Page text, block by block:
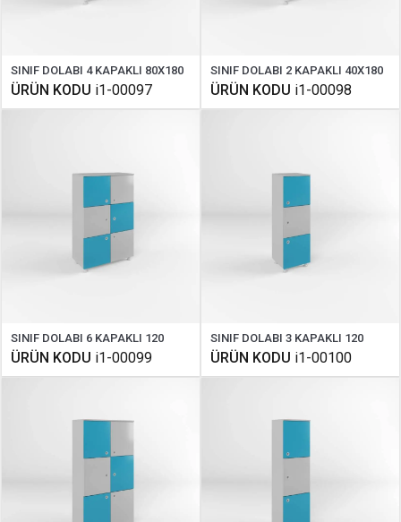
SINIF DOLABI 4 KAPAKLI 80X180
ÜRÜN KODU i1-00097
SINIF DOLABI 2 KAPAKLI 40X180
ÜRÜN KODU i1-00098
SINIF DOLABI 6 KAPAKLI 120
ÜRÜN KODU i1-00099
SINIF DOLABI 3 KAPAKLI 120
ÜRÜN KODU i1-00100